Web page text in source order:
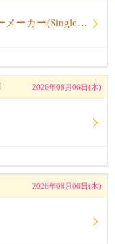
キューリグ（Keurig) のコーヒーメーカー(Single Serve Coffee) Maker
2026年08月06日(木)
2026年08月06日(木)